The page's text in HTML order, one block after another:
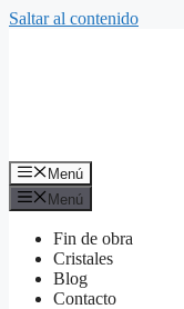
Saltar al contenido
Menú
Menú
Fin de obra
Cristales
Blog
Contacto